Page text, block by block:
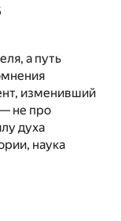
а путь
изменивший
не про
духа
наука